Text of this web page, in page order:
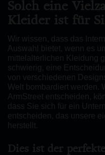
Solch eine
Kleider ist für
Wir wissen, dass das
Auswahl bietet, wenn es
mittelalterlichen Kleidung
schwierig, eine
von verschiedenen
Welt bombardiert werden.
ArmStreet entscheiden,
dass Sie sich für ein
entscheiden, das unsere
herstellt.
Dies ist der